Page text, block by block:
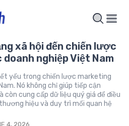
xã hội đến chiến lược
nghiệp Việt Nam
yếu trong chiến lược marketing
Nó không chỉ giúp tiếp cận
còn cung cấp dữ liệu quý giá để điều
hiệu và duy trì mối quan hệ
4, 2026